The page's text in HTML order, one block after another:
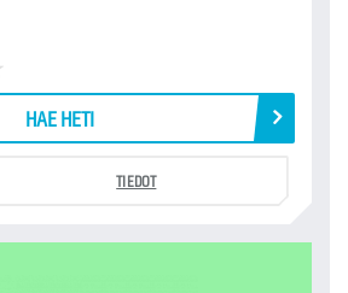
HAE HETI
TIEDOT